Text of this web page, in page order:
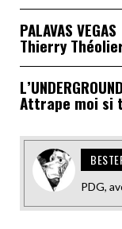
PALAVAS VEGAS
Thierry
Attrape moi si
PDG,